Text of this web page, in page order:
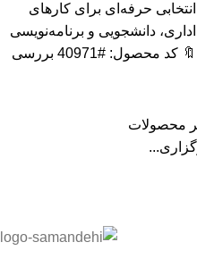
انتخابی حرفه‌ای برای کارهای
اداری، دانشجویی و برنامه‌نویسی
🔖 کد محصول: #40971 بررسی
محصولات